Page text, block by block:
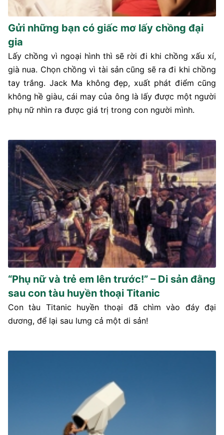
Gửi những bạn có giấc mơ lấy chồng đại
gia
Lấy chồng vì ngoại hình thì sẽ rời đi khi chồng xấu xí,
già nua. Chọn chồng vì tài sản cũng sẽ ra đi khi chồng
tay trắng. Jack Ma không đẹp, xuất phát điểm cũng
không hề giàu, cái may của ông là lấy được một người
phụ nữ nhìn ra được giá trị trong con người mình.
“Phụ nữ và trẻ em lên trước!” – Di sản đằng
sau con tàu huyền thoại Titanic
Con tàu Titanic huyền thoại đã chìm vào đáy đại
dương, để lại sau lưng cả một di sản!